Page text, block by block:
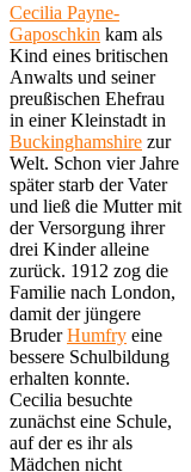
Cecilia Payne-
Gaposchkin kam als
Kind eines britischen
Anwalts und seiner
preußischen Ehefrau
in einer Kleinstadt in
Buckinghamshire zur
Welt. Schon vier Jahre
später starb der Vater
und ließ die Mutter mit
der Versorgung ihrer
drei Kinder alleine
zurück. 1912 zog die
Familie nach London,
damit der jüngere
BruderHumfry eine
bessere Schulbildung
erhalten konnte.
Cecilia besuchte
zunächst eine Schule,
auf der es ihr als
Mädchen nicht